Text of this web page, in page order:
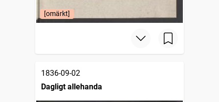
[omärkt]
1836-09-02
Dagligt allehanda